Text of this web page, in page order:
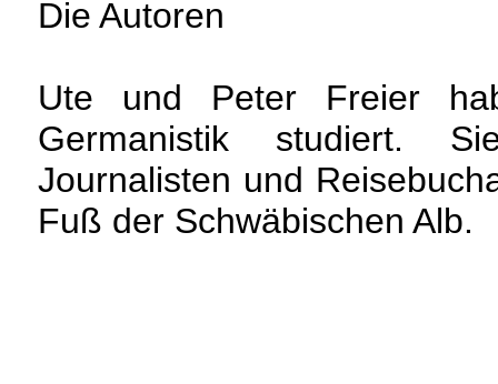
Die Autoren
Ute und Peter Freier
Germanistik studiert.
Journalisten und
Fuß der Schwäbischen Alb.